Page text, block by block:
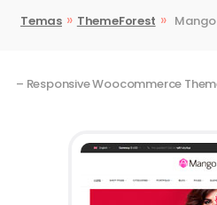
Temas » ThemeForest » Mango
– Responsive Woocommerce